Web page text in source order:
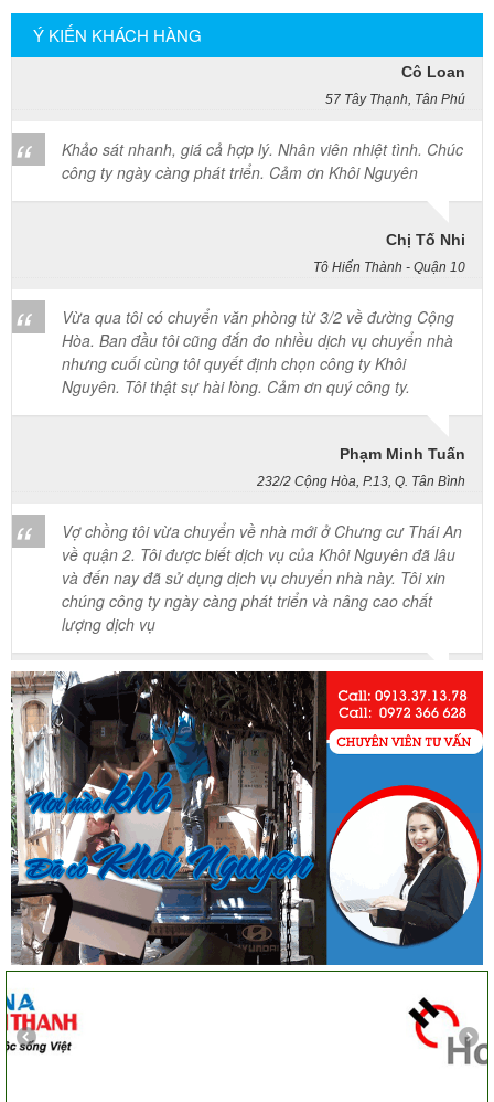
Ý KIẾN KHÁCH HÀNG
57 Tây Thạnh, Tân Phú
Khảo sát nhanh, giá cả hợp lý. Nhân viên nhiệt tình. Chúc
công ty ngày càng phát triển. Cảm ơn Khôi Nguyên
Tô Hiến Thành - Quận 10
Vừa qua tôi có chuyển văn phòng từ 3/2 về đường Cộng
Hòa. Ban đầu tôi cũng đắn đo nhiều dịch vụ chuyển nhà
nhưng cuối cùng tôi quyết định chọn công ty Khôi
Nguyên. Tôi thật sự hài lòng. Cảm ơn quý công ty.
232/2 Cộng Hòa, P.13, Q. Tân Bình
Vợ chồng tôi vừa chuyển về nhà mới ở Chưng cư Thái An
về quận 2. Tôi được biết dịch vụ của Khôi Nguyên đã lâu
và đến nay đã sử dụng dịch vụ chuyển nhà này. Tôi xin
chúng công ty ngày càng phát triển và nâng cao chất
lượng dịch vụ
Mai Hương
Vĩnh Lộc A - Bình Chánh
Công ty Khôi Nguyên chuyển hàng của cô bao bọc đóng
gói rất cẩn thận. Cô rất hài lòng
Cô Loan
57 Tây Thạnh, Tân Phú
Khảo sát nhanh, giá cả hợp lý. Nhân viên nhiệt tình. Chúc
công ty ngày càng phát triển. Cảm ơn Khôi Nguyên
Chị Tố Nhi
Tô Hiến Thành - Quận 10